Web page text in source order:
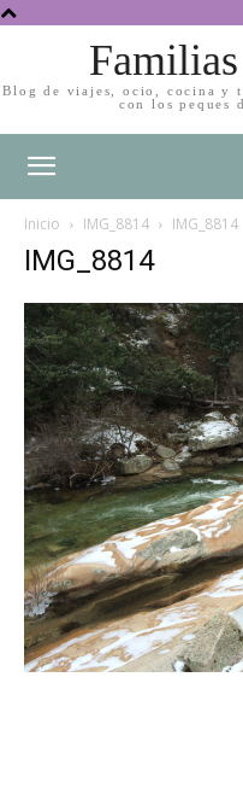
Blog de viajes, ocio, cocina y
con los peques
Inicio IMG_8814 IMG_8814
IMG_8814